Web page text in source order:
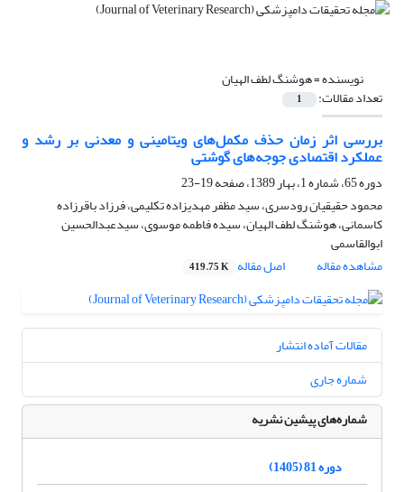
نویسنده =هوشنگ لطف الهیان
تعداد مقالات: 1
بررسی اثر زمان حذف مکمل‌های ویتامینی و معدنی بر رشد و
عملکرد اقتصادی جوجه‌های گوشتی
دوره 65، شماره 1، بهار 1389، صفحه
19-23
محمود حقیقیان رودسری، سید مظفر مهدیزاده تکلیمی، فرزاد باقرزاده
کاسمانی، هوشنگ لطف الهیان، سیده فاطمه موسوی، سیدعبدالحسین
ابوالقاسمی
مشاهده مقاله
اصل مقاله 419.75 K
مقالات آماده انتشار
شماره جاری
شماره‌های پیشین نشریه
دوره 81 (1405)